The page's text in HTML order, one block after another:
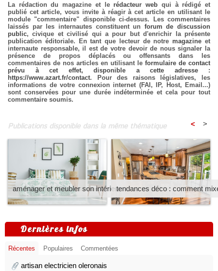
La rédaction du magazine et le rédacteur web qui à rédigé et
publié cet article, vous invite à réagir à cet article en utilisant le
module "commentaire" disponible ci-dessus. Les commentaires
laissés par les internautes constituent un forum de discussion
public, civique et civilisé qui a pour but d'enrichir la présente
publication éditoriale. En tant que lecteur de notre magazine et
internaute responsable, il est de votre devoir de nous signaler la
présence de propos déplacés ou offensants dans les
commentaires de nos articles en utilisant le formulaire de contact
prévu à cet effet, disponible a cette adresse :
https://www.azart.fr/contact. Pour des raisons législatives, les
informations de votre connexion internet (FAI, IP, Host, Email...)
sont conservées pour une durée indéterminée et cela pour tout
commentaire soumis.
Publications disponible dans la même thématique < >
aménager et meubler son intérieurtendances déco : comment
Dernières infos
Récentes Populaires Commentées
artisan electricien oleronais